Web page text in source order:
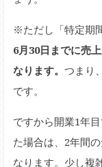
※ただし「特定期
6月30日までに売
なります。 つまり
です。
ですから開業1年
た場合は、2年間
なります。少し複